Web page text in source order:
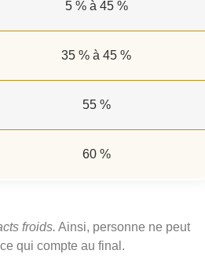
5 % à 45 %
35 % à 45 %
55 %
60 %
froids. Ainsi, personne ne peut
qui compte au final.